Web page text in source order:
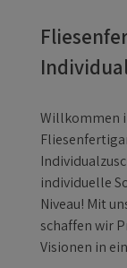
Willkommen
individuelle
Niveau! Mit
schaffen wir
Visionen in